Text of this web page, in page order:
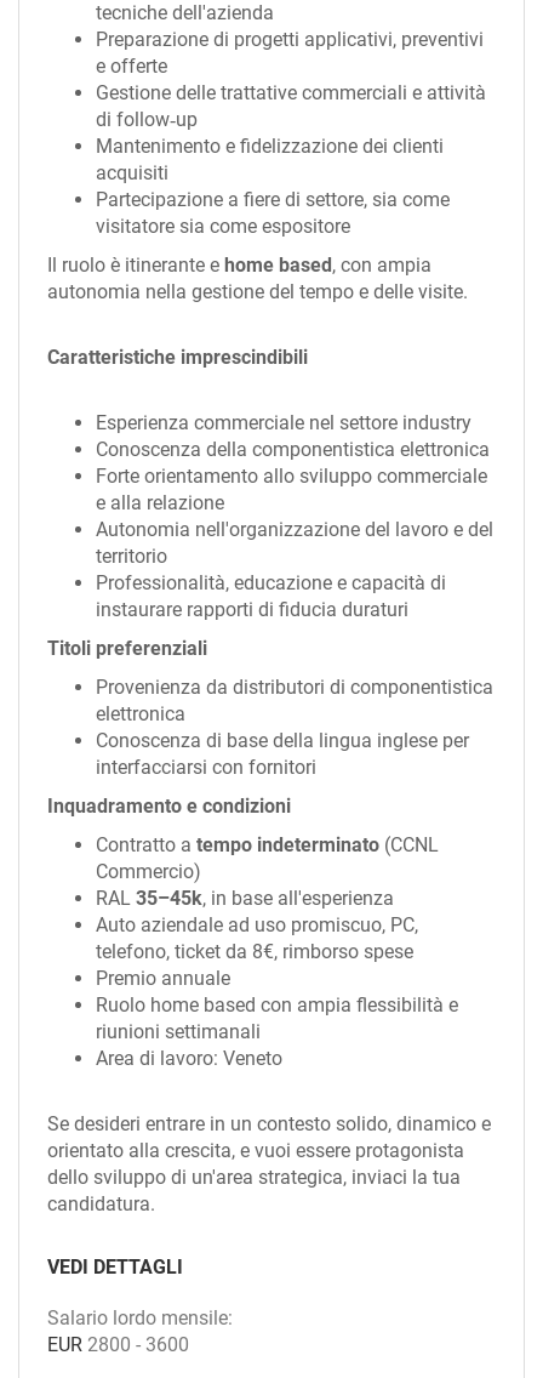
tecniche dell'azienda
Preparazione di progetti applicativi, preventivi
e offerte
Gestione delle trattative commerciali e attività
di follow‑up
Mantenimento e fidelizzazione dei clienti
acquisiti
Partecipazione a fiere di settore, sia come
visitatore sia come espositore
Il ruolo è itinerante e home based , con ampia
autonomia nella gestione del tempo e delle visite.
Caratteristiche imprescindibili
Esperienza commerciale nel settore industry
Conoscenza della componentistica elettronica
Forte orientamento allo sviluppo commerciale
e alla relazione
Autonomia nell'organizzazione del lavoro e del
territorio
Professionalità, educazione e capacità di
instaurare rapporti di fiducia duraturi
Titoli preferenziali
Provenienza da distributori di componentistica
elettronica
Conoscenza di base della lingua inglese per
interfacciarsi con fornitori
Inquadramento e condizioni
Contratto a tempo indeterminato (CCNL
Commercio)
RAL 35–45k, in base all'esperienza
Auto aziendale ad uso promiscuo, PC,
telefono, ticket da 8€, rimborso spese
Premio annuale
Ruolo home based con ampia flessibilità e
riunioni settimanali
Area di lavoro: Veneto
Se desideri entrare in un contesto solido, dinamico e
orientato alla crescita, e vuoi essere protagonista
dello sviluppo di un'area strategica, inviaci la tua
candidatura.
VEDI DETTAGLI
Salario lordo mensile:
EUR 2800 - 3600